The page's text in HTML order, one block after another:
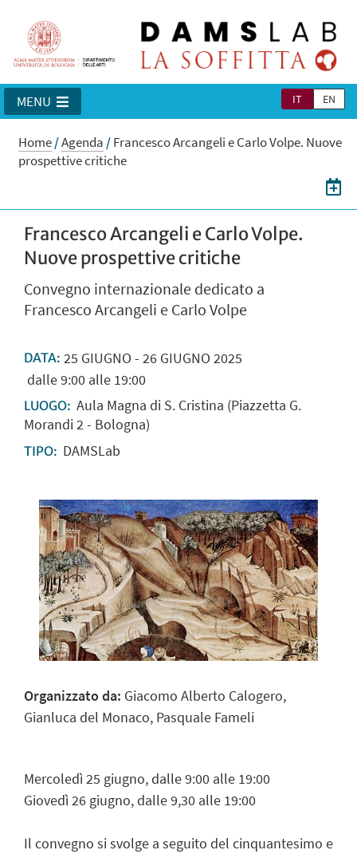
IT EN
MENU
Home/Agenda /Francesco Arcangeli e Carlo Volpe. Nuove
prospettive critiche
Francesco Arcangeli e Carlo Volpe.
Nuove prospettive critiche
Convegno internazionale dedicato a
Francesco Arcangeli e Carlo Volpe
DATA: 25 GIUGNO - 26 GIUGNO2025
dalle 9:00 alle 19:00
LUOGO: Aula Magna di S. Cristina (Piazzetta G.
Morandi 2 - Bologna)
TIPO: DAMSLab
Organizzato da: Giacomo Alberto Calogero,
Gianluca del Monaco, Pasquale Fameli
Mercoledì 25 giugno, dalle 9:00 alle 19:00
Giovedì 26 giugno, dalle 9,30 alle 19:00
Il convegno si svolge a seguito del cinquantesimo e